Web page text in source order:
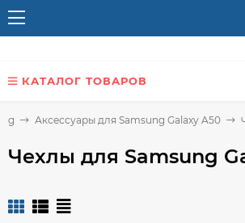
КАТАЛОГ ТОВАРОВ
Аксессуары для Samsung Galaxy A50
Чехлы для Samsung